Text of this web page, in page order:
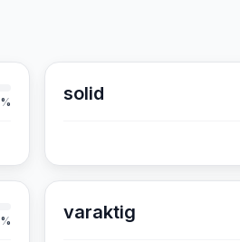
% solid
% varaktig